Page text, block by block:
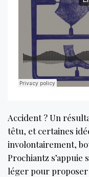
Accident ? Un
têtu, et certaines
involontairement,
Prochiantz s’appuie
léger pour